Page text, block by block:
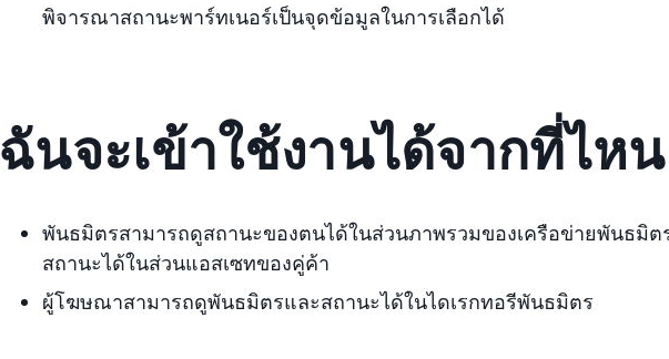
พิจารณาสถานะพาร์ทเนอร์เป็นจุดข้อมูลในการเลือกได้
ฉันจะเข้าใช้งานได้จากที่ไหน
พันธมิตรสามารถดูสถานะของตนได้ในส่วนภาพรวมของเครือข่ายพันธมิ
สถานะได้ในส่วนแอสเซทของคู่ค้า
ผู้โฆษณาสามารถดูพันธมิตรและสถานะได้ในไดเรกทอรีพันธมิตร